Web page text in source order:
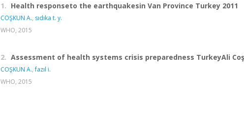
1. Health responseto the earthquakesin Van Province Turkey 2011
COŞKUN A., sıdıka t. y.
WHO, 2015
2. Assessment of health systems crisis preparedness TurkeyAli
COŞKUN A.,fazıl i.
WHO, 2015